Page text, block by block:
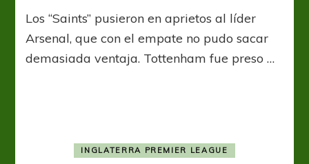
Southampton,
el
del
Los “Saints” pusieron en aprietos al líder
Arsenal, que con el empate no pudo sacar
demasiada ventaja. Tottenham fue preso …
INGLATERRA PREMIER LEAGUE